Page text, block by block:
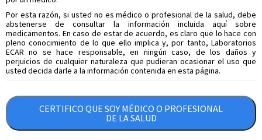
Por esta razón, si usted no es médico o profesional de la salud, debe
abstenerse de consultar la información incluida aquí sobre
medicamentos. En caso de estar de acuerdo, es claro que lo hace con
pleno conocimiento de lo que ello implica y, por tanto, Laboratorios
ECAR no se hace responsable, en ningún caso, de los daños y
perjuicios de cualquier naturaleza que pudieran ocasionar el uso que
usted decida darle a la información contenida en esta página.
CERTIFICO QUE SOY MÉDICO O PROFESIONAL
DE LA SALUD
certificaciones y
reconocimientos